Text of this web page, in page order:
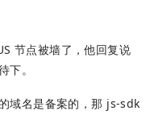
节点被墙了，他回复说
下。
域名是备案的，那 js-sdk